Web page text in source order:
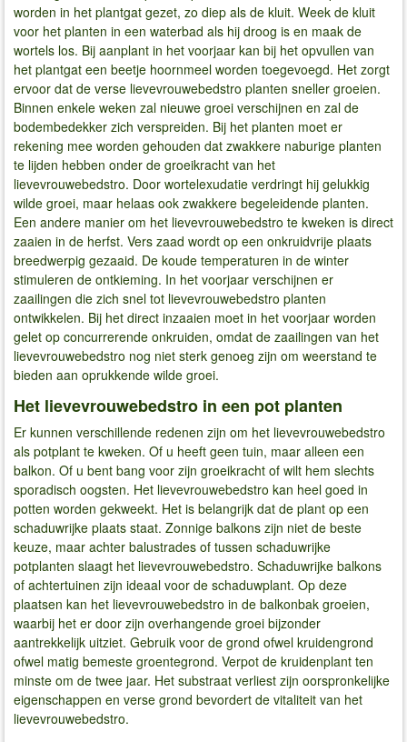
worden in het plantgat gezet, zo diep als de kluit. Week de kluit
voor het planten in een waterbad als hij droog is en maak de
wortels los. Bij aanplant in het voorjaar kan bij het opvullen van
het plantgat een beetje hoornmeel worden toegevoegd. Het zorgt
ervoor dat de verse lievevrouwebedstro planten sneller groeien.
Binnen enkele weken zal nieuwe groei verschijnen en zal de
bodembedekker zich verspreiden. Bij het planten moet er
rekening mee worden gehouden dat zwakkere naburige planten
te lijden hebben onder de groeikracht van het
lievevrouwebedstro. Door wortelexudatie verdringt hij gelukkig
wilde groei, maar helaas ook zwakkere begeleidende planten.
Een andere manier om het lievevrouwebedstro te kweken is direct
zaaien in de herfst. Vers zaad wordt op een onkruidvrije plaats
breedwerpig gezaaid. De koude temperaturen in de winter
stimuleren de ontkieming. In het voorjaar verschijnen er
zaailingen die zich snel tot lievevrouwebedstro planten
ontwikkelen. Bij het direct inzaaien moet in het voorjaar worden
gelet op concurrerende onkruiden, omdat de zaailingen van het
lievevrouwebedstro nog niet sterk genoeg zijn om weerstand te
bieden aan oprukkende wilde groei.
Het lievevrouwebedstro in een pot planten
Er kunnen verschillende redenen zijn om het lievevrouwebedstro
als potplant te kweken. Of u heeft geen tuin, maar alleen een
balkon. Of u bent bang voor zijn groeikracht of wilt hem slechts
sporadisch oogsten. Het lievevrouwebedstro kan heel goed in
potten worden gekweekt. Het is belangrijk dat de plant op een
schaduwrijke plaats staat. Zonnige balkons zijn niet de beste
keuze, maar achter balustrades of tussen schaduwrijke
potplanten slaagt het lievevrouwebedstro. Schaduwrijke balkons
of achtertuinen zijn ideaal voor de schaduwplant. Op deze
plaatsen kan het lievevrouwebedstro in de balkonbak groeien,
waarbij het er door zijn overhangende groei bijzonder
aantrekkelijk uitziet. Gebruik voor de grond ofwel kruidengrond
ofwel matig bemeste groentegrond. Verpot de kruidenplant ten
minste om de twee jaar. Het substraat verliest zijn oorspronkelijke
eigenschappen en verse grond bevordert de vitaliteit van het
lievevrouwebedstro.